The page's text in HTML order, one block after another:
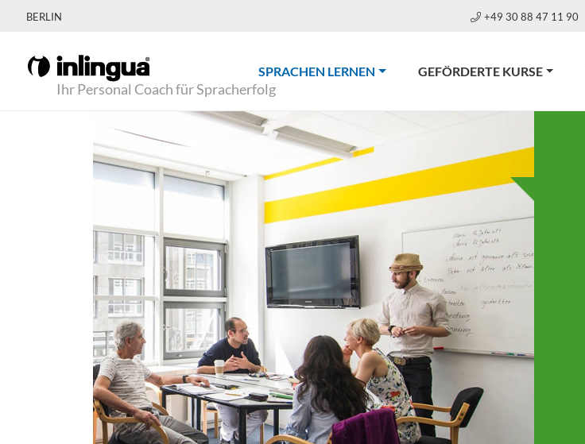
BERLIN +49 30 88 47 11 90
Ihr Personal Coach für Spracherfolg
SPRACHEN LERNEN(CURRENT)GEFÖRDERTE KURSE